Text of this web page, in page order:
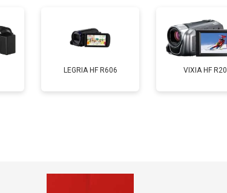
LEGRIA HF R606 VIXIA HF R20